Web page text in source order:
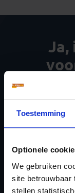
Toestemming
Optionele
We gebruiken
site betrouwbaar
stellen
Ja,